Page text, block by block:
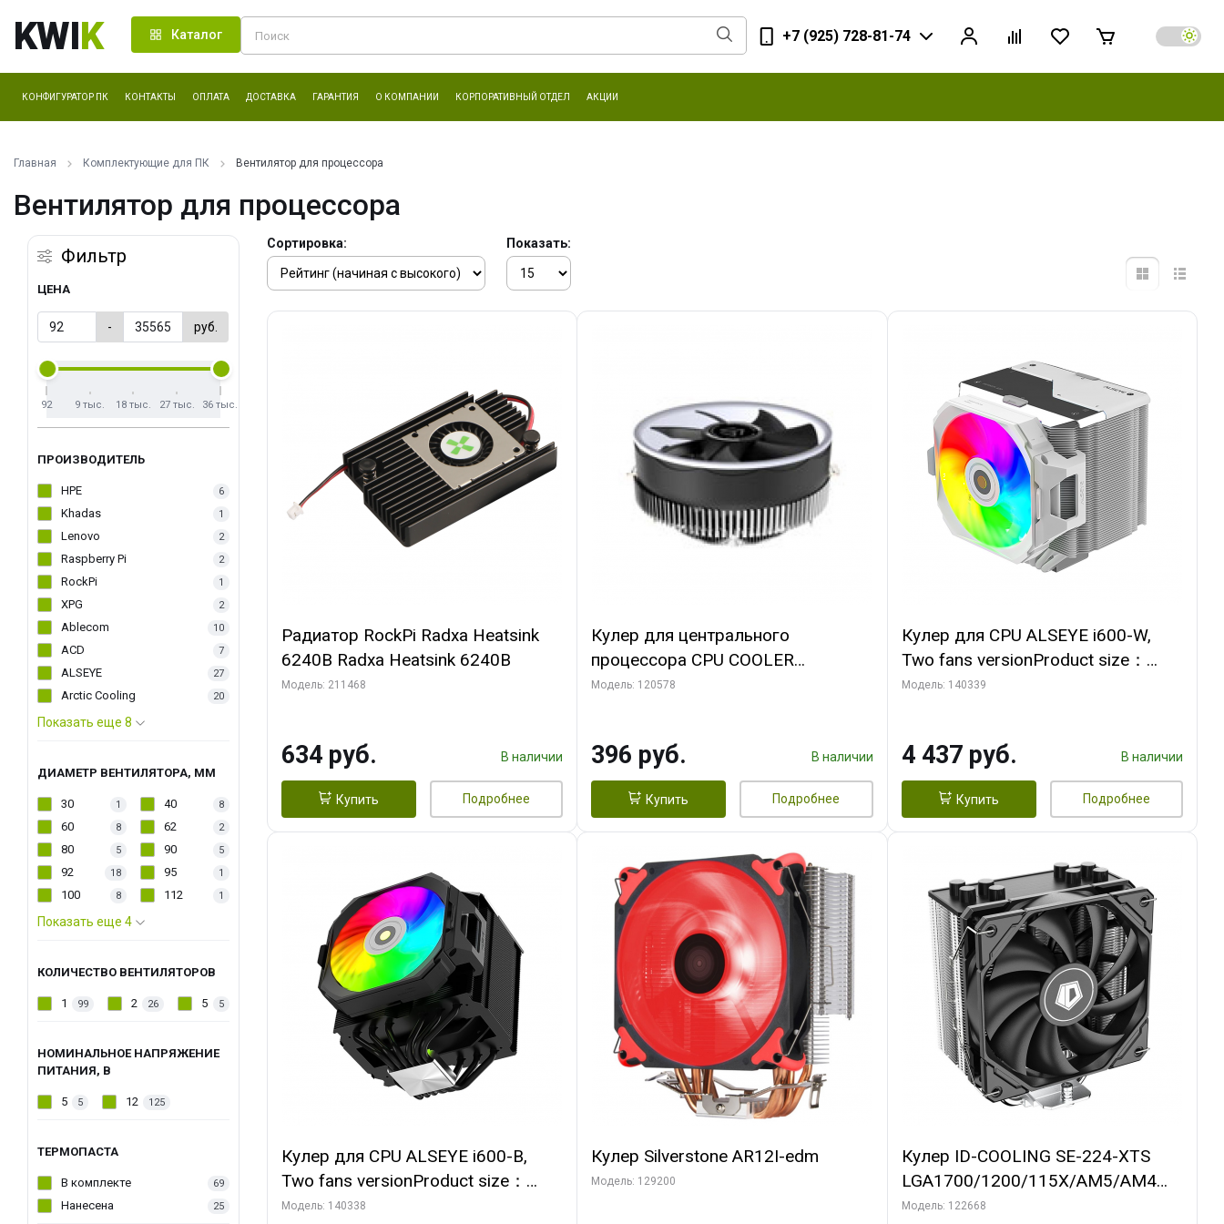
KWIK Каталог +7 (925) 728-81-74
КОНФИГУРАТОР ПК КОНТАКТЫ ОПЛАТА ДОСТАВКА ГАРАНТИЯ О КОМПАНИИ КОРПОРАТИВНЫЙ ОТДЕЛ АКЦИИ
Главная Комплектующие для ПК Вентилятор для процессора
Вентилятор для процессора
Фильтр
ЦЕНА
- руб.
92 9 тыс. 18 тыс. 27 тыс. 36 тыс.
ПРОИЗВОДИТЕЛЬ
HPE 6
Khadas 1
Lenovo 2
Raspberry Pi 2
RockPi 1
XPG 2
Ablecom 10
ACD 7
ALSEYE 27
Arctic Cooling 20
Показать еще 8
ДИАМЕТР ВЕНТИЛЯТОРА, ММ
30 1 40 8
60 8 62 2
80 5 90 5
92 18 95 1
100 8 112 1
Показать еще 4
КОЛИЧЕСТВО ВЕНТИЛЯТОРОВ
1 99 2 26 5 5
НОМИНАЛЬНОЕ НАПРЯЖЕНИЕ
ПИТАНИЯ, В
5 5 12 125
ТЕРМОПАСТА
В комплекте 69
Нанесена 25
Сортировка: Показать:
Радиатор RockPi Radxa Heatsink
6240B Radxa Heatsink 6240B
Модель: 211468
634 руб. В наличии
Купить Подробнее
Кулер для центрального
процессора CPU COOLER
109x109x68mm, 0.018-0.12A, 12V,
Модель: 120578
396 руб. В наличии
Купить Подробнее
Кулер для CPU ALSEYE i600-W,
Two fans versionProduct size：
144x121x159mmTDP：
LGA115X,1200,1700,1366,2011AM
D：AM4
Модель: 140339
4 437 руб. В наличии
Купить Подробнее
Кулер для CPU ALSEYE i600-B,
Two fans versionProduct size：
144x121x159mmTDP：
Модель: 140338
Кулер Silverstone AR12I-edm
Модель: 129200
Кулер ID-COOLING SE-224-XTS
LGA1700/1200/115X/AM5/AM4
(10шт/кор, TDP 220W, PWM, 4
Модель: 122668